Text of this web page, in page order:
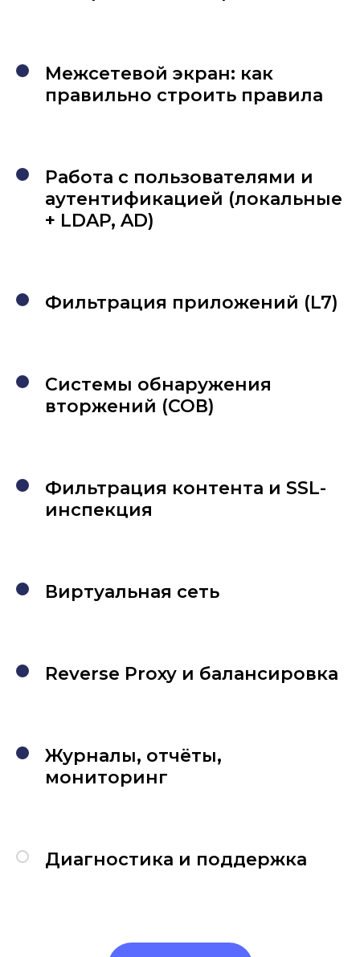
Межсетевой экран: как
правильно строить правила
Работа с пользователями и
аутентификацией (локальные
+ LDAP, AD)
Фильтрация приложений (L7)
Системы обнаружения
вторжений (СОВ)
Фильтрация контента и SSL-
инспекция
Виртуальная сеть
Reverse Proxy и балансировка
Журналы, отчёты,
мониторинг
Диагностика и поддержка